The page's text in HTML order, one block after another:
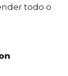
todo o